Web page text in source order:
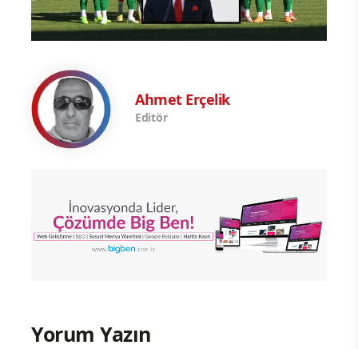
Ahmet Erçelik
Editör
Yorum Yazın